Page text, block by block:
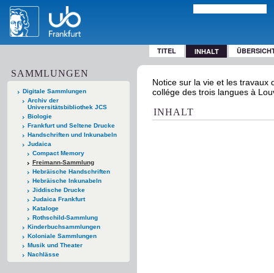
TITEL INHALT
SAMMLUNGEN
Digitale Sammlungen
Archiv der
Universitätsbibliothek JCS
Biologie
Frankfurt und Seltene Drucke
Handschriften und Inkunabeln
Judaica
Compact Memory
Freimann-Sammlung
Hebräische Handschriften
Hebräische Inkunabeln
Jiddische Drucke
Judaica Frankfurt
Kataloge
Rothschild-Sammlung
Kinderbuchsammlungen
Koloniale Sammlungen
Musik und Theater
Nachlässe
Notice sur la vie et les travaux
collége des trois langues à
INHALT